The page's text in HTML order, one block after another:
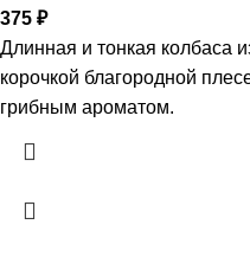
375 ₽
Длинная и тонкая колбаса
корочкой благородной
грибным ароматом.